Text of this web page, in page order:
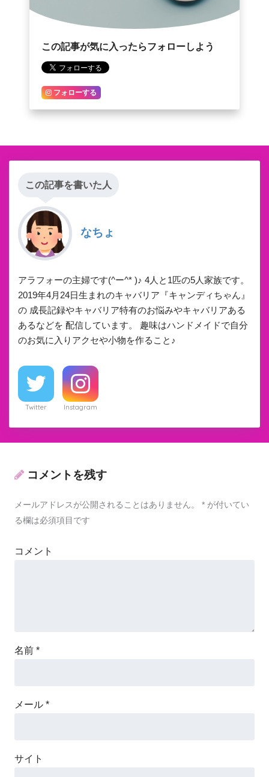
この記事が気に入ったらフォローしよう
フォローする
この記事を書いた人
なちょ
アラフォーの主婦です(^ー^* )♪ 4人と1匹の5人家族です。
2019年4月24日生まれのキャバリア『キャンディちゃん』
の 成長記録やキャバリア特有のお悩みやキャバリアある
あるなどを 配信しています。 趣味はハンドメイドで自分
のお気に入りアクセや小物を作ること♪
Twitter Instagram
コメントを残す
メールアドレスが公開されることはありません。 * が付いてい
る欄は必須項目です
コメント
名前 *
メール *
サイト